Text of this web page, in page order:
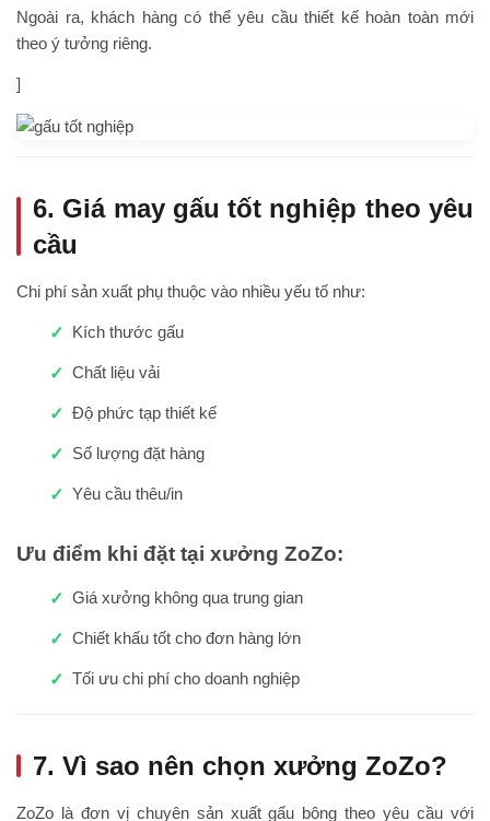
Ngoài ra, khách hàng có thể yêu cầu thiết kế hoàn toàn mới
theo ý tưởng riêng.
]
6. Giá may gấu tốt nghiệp theo yêu
cầu
Chi phí sản xuất phụ thuộc vào nhiều yếu tố như:
Kích thước gấu
Chất liệu vải
Độ phức tạp thiết kế
Số lượng đặt hàng
Yêu cầu thêu/in
Ưu điểm khi đặt tại xưởng ZoZo:
Giá xưởng không qua trung gian
Chiết khấu tốt cho đơn hàng lớn
Tối ưu chi phí cho doanh nghiệp
7. Vì sao nên chọn xưởng ZoZo?
ZoZo là đơn vị chuyên sản xuất gấu bông theo yêu cầu với